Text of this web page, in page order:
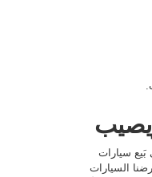
24 سَاعة في بَيع سيارات
السيارات